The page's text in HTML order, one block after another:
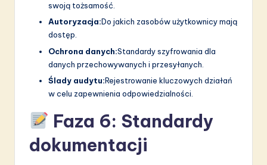
swoją tożsamość.
Autoryzacja:Do jakich zasobów użytkownicy mają
dostęp.
Ochrona danych:Standardy szyfrowania dla
danych przechowywanych i przesyłanych.
Ślady audytu:Rejestrowanie kluczowych działań
w celu zapewnienia odpowiedzialności.
Faza 6: Standardy
dokumentacji